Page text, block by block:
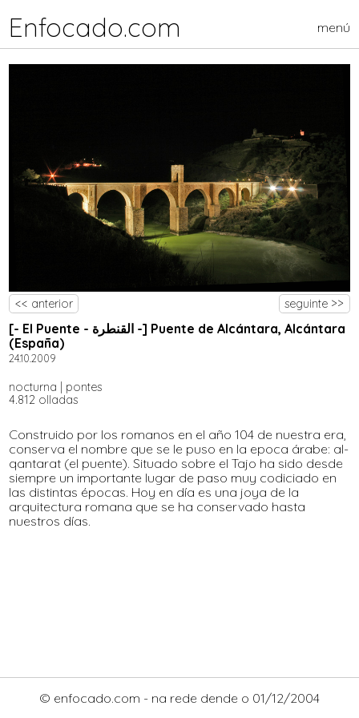
Enfocado.com menú
<< anterior seguinte >>
[- El Puente - القنطرة -] Puente de Alcántara, Alcántara
(España)
24.10.2009
nocturna
pontes
4.812 olladas
Construido por los romanos en el año 104 de nuestra era,
conserva el nombre que se le puso en la epoca árabe: al-
qantarat (el puente). Situado sobre el Tajo ha sido desde
siempre un importante lugar de paso muy codiciado en
las distintas épocas. Hoy en día es una joya de la
arquitectura romana que se ha conservado hasta
nuestros días.
© enfocado.com - na rede dende o 01/12/2004